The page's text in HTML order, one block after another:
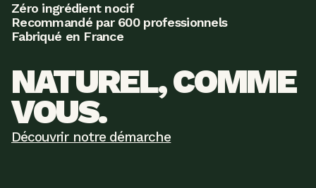
Zéro ingrédient nocif
Recommandé par 600 professionnels
Fabriqué en France
NATUREL, COMME
VOUS.
Découvrir notre démarche